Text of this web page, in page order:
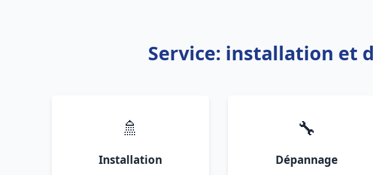
Service: installation et
🚿
Installation
🔧
Dépannage